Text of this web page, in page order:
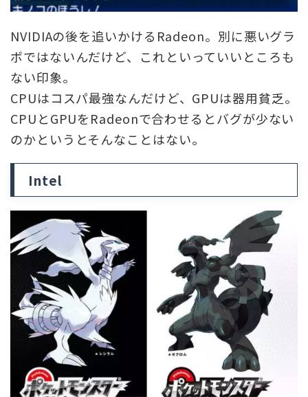
NVIDIAの後を追いかけるRadeon。別に悪いグラ
ボではないんだけど、これといっていいところも
ない印象。
CPUはコスパ最強なんだけど、GPUは器用貧乏。
CPUとGPUをRadeonで合わせるとバグが少ない
のかというとそんなことはない。
Intel